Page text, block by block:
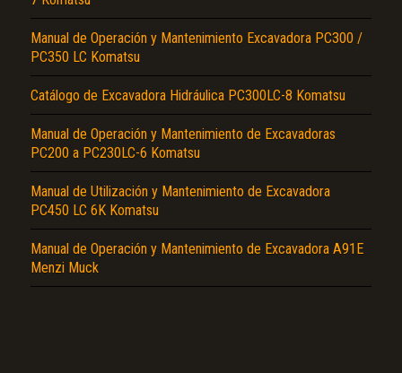
Manual de Operación y Mantenimiento Excavadora PC300 /
PC350 LC Komatsu
Catálogo de Excavadora Hidráulica PC300LC-8 Komatsu
Manual de Operación y Mantenimiento de Excavadoras
PC200 a PC230LC-6 Komatsu
Manual de Utilización y Mantenimiento de Excavadora
PC450 LC 6K Komatsu
Manual de Operación y Mantenimiento de Excavadora A91E
Menzi Muck
El Título es incorrecto según el contenido.
No carga o no se visualiza el contenido.
Reportar otro tipo de error...